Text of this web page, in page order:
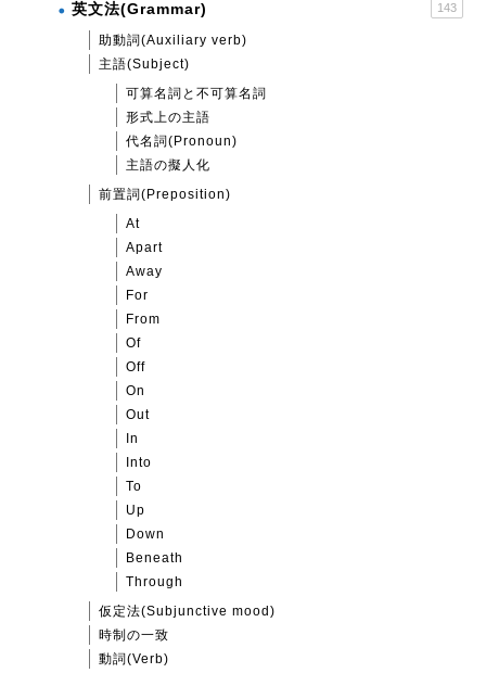
英文法(Grammar) 143
助動詞(Auxiliary verb)
主語(Subject)
可算名詞と不可算名詞
形式上の主語
代名詞(Pronoun)
主語の擬人化
前置詞(Preposition)
At
Apart
Away
For
From
Of
Off
On
Out
In
Into
To
Up
Down
Beneath
Through
仮定法(Subjunctive mood)
時制の一致
動詞(Verb)